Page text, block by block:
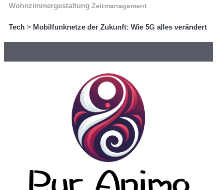
Wohnzimmergestaltung Zeitmanagement
Tech > Mobilfunknetze der Zukunft: Wie 5G alles verändert